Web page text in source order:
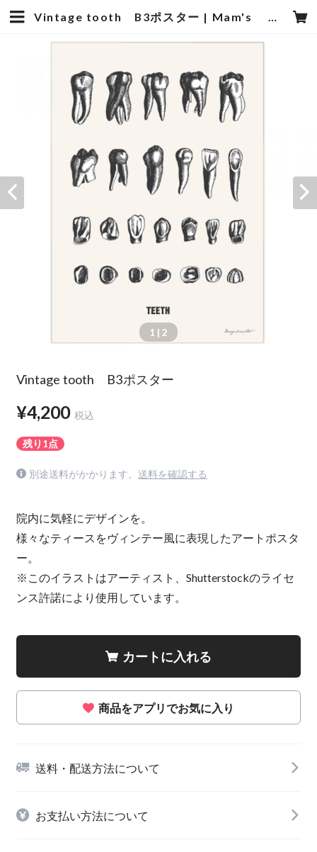
Vintage tooth B3ポスター | Mam's 医院向け・歯科医院向けのデザイン雑貨の販売
1 | 2
Vintage tooth B3ポスター
¥4,200 税込
残り1点
別途送料がかかります。 送料を確認する
院内に気軽にデザインを。
様々なティースをヴィンテー風に表現したアートポスタ
ー。
※このイラストはアーティスト、Shutterstockのライセ
ンス許諾により使用しています。
カートに入れる
商品をアプリでお気に入り
送料・配送方法について
お支払い方法について